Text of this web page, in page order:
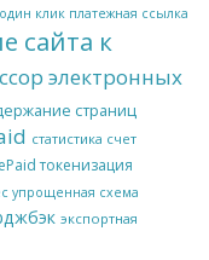
клик платежная ссылка
сайта к
электронных
страниц
статистика счет
токенизация
упрощенная схема
экспортная